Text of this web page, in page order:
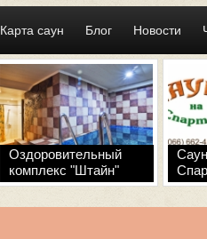
Карта саун Блог Новости
Оздоровительный
комплекс "Штайн"